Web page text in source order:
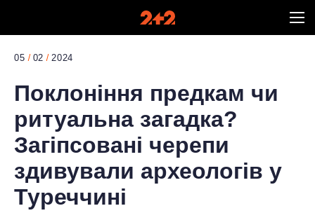
05 02 2024
Поклоніння предкам чи
ритуальна загадка?
Загіпсовані черепи
здивували археологів у
Туреччині